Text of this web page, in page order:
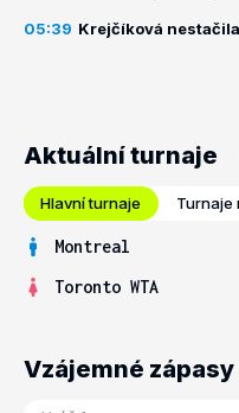
05:39 Krejčíková
Aktuální turnaje
Hlavní turnaje Turnaje
Montreal
Toronto WTA
Vzájemné zápasy